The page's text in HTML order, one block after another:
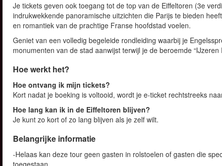
Je tickets geven ook toegang tot de top van de Eiffeltoren (3e
indrukwekkende panoramische uitzichten die Parijs te bieden
en romantiek van de prachtige Franse hoofdstad voelen.
Geniet van een volledig begeleide rondleiding waarbij je
monumenten van de stad aanwijst terwijl je de beroemde “IJzeren
Hoe werkt het?
Hoe ontvang ik mijn tickets?
Kort nadat je boeking is voltooid, wordt je e-ticket rechtstreeks
Hoe lang kan ik in de Eiffeltoren blijven?
Je kunt zo kort of zo lang blijven als je zelf wilt.
Belangrijke informatie
-Helaas kan deze tour geen gasten in rolstoelen of gasten die
toegestaan.